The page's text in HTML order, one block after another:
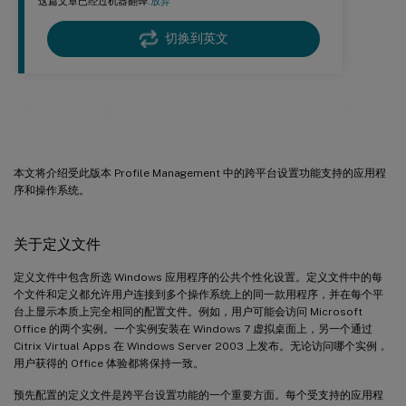
切换到英文
本文将介绍受此版本 Profile Management 中的跨平台设置功能支持的应用程
序和操作系统。
关于定义文件
定义文件中包含所选 Windows 应用程序的公共个性化设置。定义文件中的每
个文件和定义都允许用户连接到多个操作系统上的同一款用程序，并在每个平
台上显示本质上完全相同的配置文件。例如，用户可能会访问 Microsoft
Office 的两个实例。一个实例安装在 Windows 7 虚拟桌面上，另一个通过
Citrix Virtual Apps 在 Windows Server 2003 上发布。无论访问哪个实例，
用户获得的 Office 体验都将保持一致。
预先配置的定义文件是跨平台设置功能的一个重要方面。每个受支持的应用程